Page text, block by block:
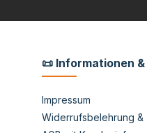
📜 Informationen
Impressum
Widerrufsbelehrung &